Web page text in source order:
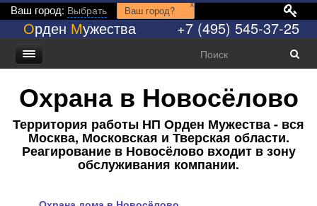
Ваш город: Выбрать Ваш город?
x
Орден Мужества +7 (495) 545-37-25
Охрана в Новосёлово
Территория работы НП Орден Мужества - вся
Москва, Московская и Тверская области.
Реагирование в Новосёлово входит в зону
обслуживания компании.